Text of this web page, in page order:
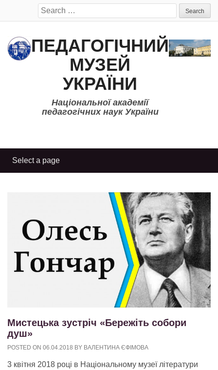
Search
for:
ПЕДАГОГІЧНИЙ
МУЗЕЙ
УКРАЇНИ
Національної академії
педагогічних наук України
Мистецька зустріч «Бережіть собори
душ»
POSTED ON 06.04.2018 BY ВАЛЕНТИНА ЄФІМОВА
3 квітня 2018 році в Національному музеї літератури